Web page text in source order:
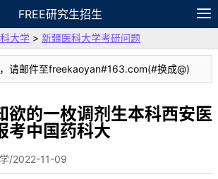
FREE研究生招生
专题 APP 笔记
论坛
大学 > 新疆医科大学考研问题
请邮件至freekaoyan#163.com(#换成@)
欲的一枚调剂生本科西安医
考中国药科大
/2022-11-09